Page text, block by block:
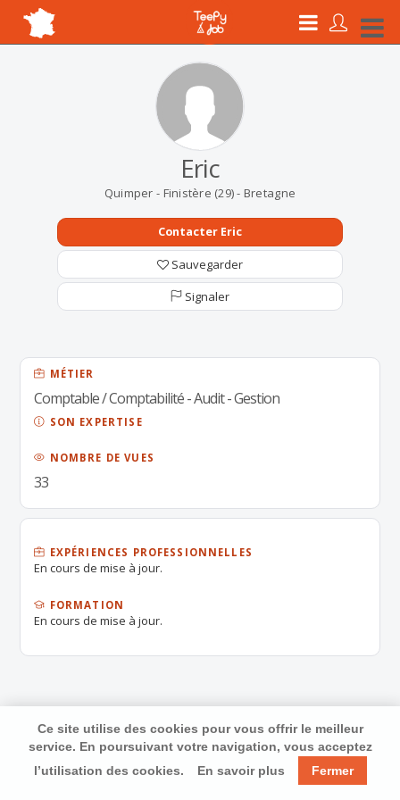
Eric
Quimper - Finistère (29) - Bretagne
Contacter Eric
Sauvegarder
Signaler
MÉTIER
Comptable / Comptabilité - Audit - Gestion
SON EXPERTISE
NOMBRE DE VUES
33
EXPÉRIENCES PROFESSIONNELLES
En cours de mise à jour.
FORMATION
En cours de mise à jour.
Ce site utilise des cookies pour vous offrir le meilleur
service. En poursuivant votre navigation, vous acceptez
l’utilisation des cookies.
En savoir plus Fermer